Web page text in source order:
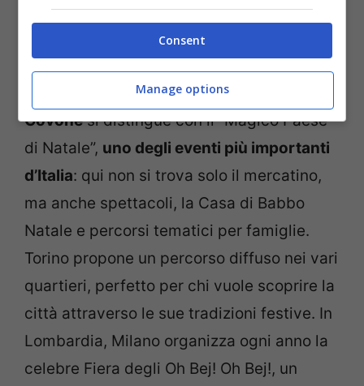
Spostandoci al Nord-Ovest, il Piemonte
sorprende con i suoi mercatini
caratteristici.
Govonesi distingue con il “Magico Paese
di Natale”, uno degli eventi più importanti
d’Italia: qui non si trova solo il mercatino,
ma anche spettacoli, la Casa di Babbo
Natale e percorsi tematici per famiglie.
Torino propone un percorso diffuso nei vari
quartieri, perfetto per chi vuole scoprire la
città attraverso le sue tradizioni festive. In
Lombardia, Milano organizza ogni anno la
celebre Fiera degli Oh Bej! Oh Bej!, un
Consent
Manage options